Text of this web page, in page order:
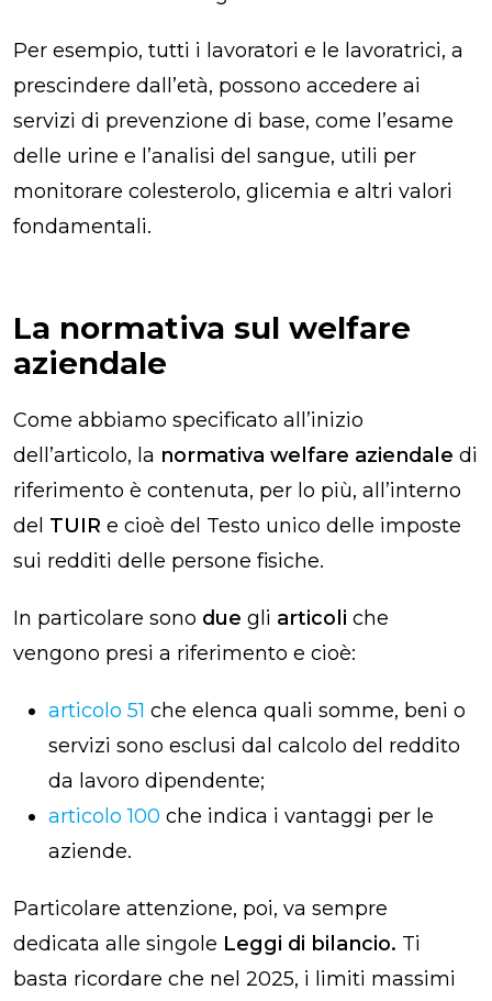
Per esempio, tutti i lavoratori e le lavoratrici, a
prescindere dall’età, possono accedere ai
servizi di prevenzione di base, come l’esame
delle urine e l’analisi del sangue, utili per
monitorare colesterolo, glicemia e altri valori
fondamentali.
La normativa sul welfare
aziendale
Come abbiamo specificato all’inizio
dell’articolo, la normativa welfare aziendale di
riferimento è contenuta, per lo più, all’interno
del TUIR e cioè del Testo unico delle imposte
sui redditi delle persone fisiche.
In particolare sono due gli articoli che
vengono presi a riferimento e cioè:
articolo 51 che elenca quali somme, beni o
servizi sono esclusi dal calcolo del reddito
da lavoro dipendente;
articolo 100 che indica i vantaggi per le
aziende.
Particolare attenzione, poi, va sempre
dedicata alle singole Leggi di bilancio. Ti
basta ricordare che nel 2025, i limiti massimi